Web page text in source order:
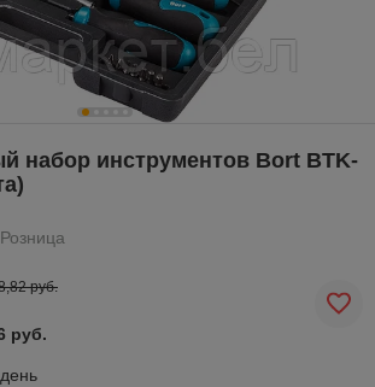
набор инструментов Bort BTK-
Розница
руб.
руб.